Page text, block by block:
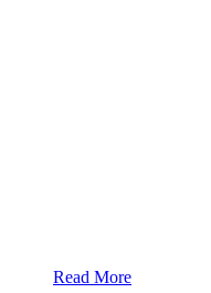
Read More